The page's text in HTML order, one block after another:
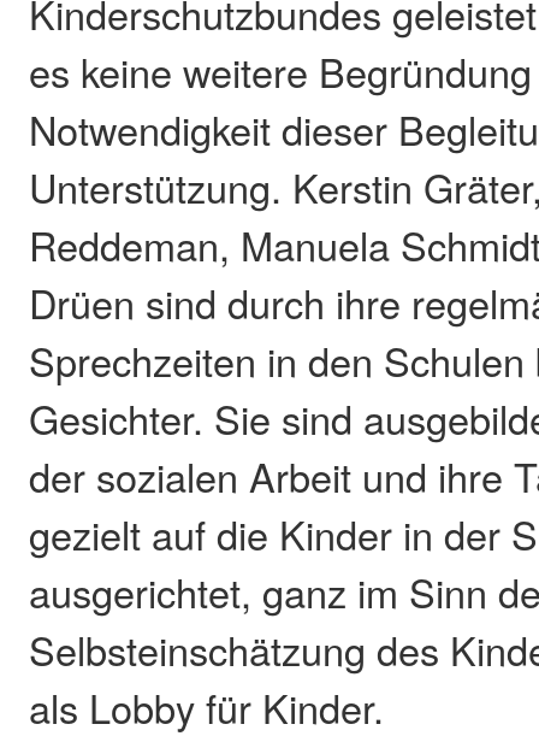
Kinderschutzbundes
es keine weitere
Notwendigkeit dieser
Unterstützung. Kerstin
Reddeman, Manuela
Drüen sind durch ihre
Sprechzeiten in den
Gesichter. Sie sind
der sozialen Arbeit und ihre
gezielt auf die Kinder in der
ausgerichtet, ganz im Sinn
Selbsteinschätzung des
als Lobby für Kinder.